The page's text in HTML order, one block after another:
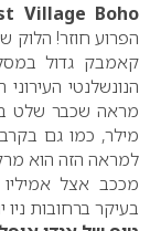
Village Boho
הפרוע חוזר! הלוק
קאמבק גדול
הנונשלנטי
מראה שכבר שלט
מילר, כמו גם
למראה הזה הוא
מככב אצל אמיליו
בעיקר ברחובות ניו